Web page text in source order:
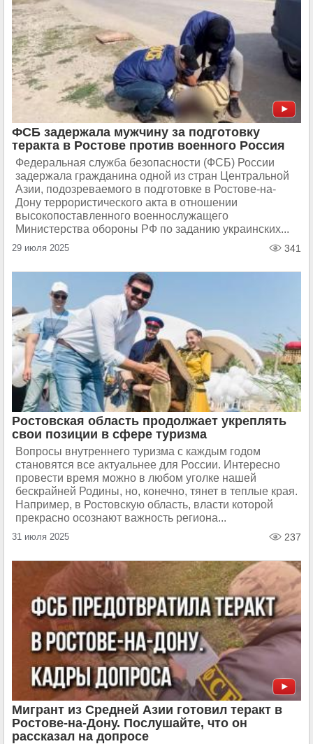
ФСБ задержала мужчину за подготовку
теракта в Ростове против военного Россия
Федеральная служба безопасности (ФСБ) России
задержала гражданина одной из стран Центральной
Азии, подозреваемого в подготовке в Ростове-на-
Дону террористического акта в отношении
высокопоставленного военнослужащего
Министерства обороны РФ по заданию украинских...
29 июля 2025 341
Ростовская область продолжает укреплять
свои позиции в сфере туризма
Вопросы внутреннего туризма с каждым годом
становятся все актуальнее для России. Интересно
провести время можно в любом уголке нашей
бескрайней Родины, но, конечно, тянет в теплые края.
Например, в Ростовскую область, власти которой
прекрасно осознают важность региона...
31 июля 2025 237
Мигрант из Средней Азии готовил теракт в
Ростове-на-Дону. Послушайте, что он
рассказал на допросе